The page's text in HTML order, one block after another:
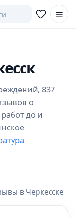
837
о
до и
в Черкесске